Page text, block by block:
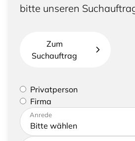
bitte unseren
Zum
Suchauftrag
Bitte geben Sie an, ob Sie eine
oder eine Firma vertreten
Privatperson
Firma
Bitte tragen Sie Ihre Adresse
Kontaktdaten ein
Anrede